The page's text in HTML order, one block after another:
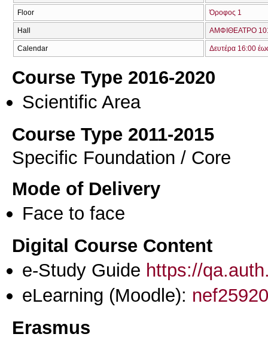
Floor Όροφος 1
Hall ΑΜΦΙΘΕΑΤΡΟ
Calendar Δευτέρα 16:00
Course Type 2016-2020
Scientific Area
Course Type 2011-2015
Specific Foundation / Core
Mode of Delivery
Face to face
Digital Course Content
e-Study Guide https://
eLearning (Moodle):
Erasmus